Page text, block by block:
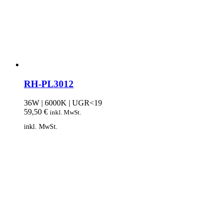
RH-PL3012
36W | 6000K | UGR<19
59,50 € inkl. MwSt.
inkl. MwSt.